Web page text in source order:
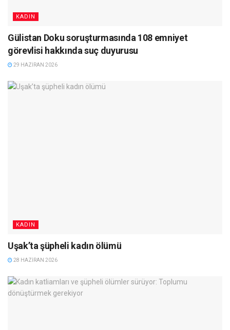
KADIN
Gülistan Doku soruşturmasında 108 emniyet
görevlisi hakkında suç duyurusu
29 HAZIRAN 2026
KADIN
Uşak’ta şüpheli kadın ölümü
28 HAZIRAN 2026